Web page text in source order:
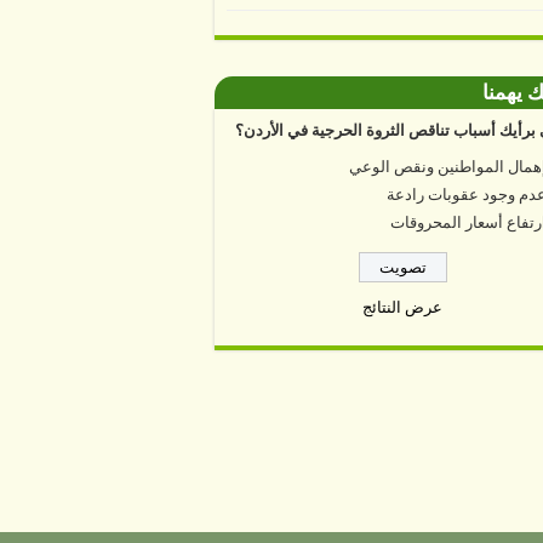
يهمنا
أسباب تناقص الثروة الحرجية في الأردن؟
المواطنين ونقص الوعي
وجود عقوبات رادعة
أسعار المحروقات
عرض النتائج